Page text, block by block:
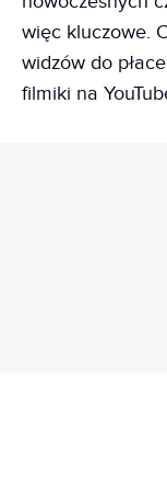
więc kluczowe.
widzów do
filmiki na